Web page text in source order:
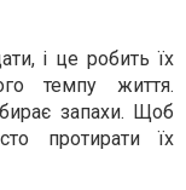
і це робить їх
темпу життя.
запахи. Щоб
протирати їх